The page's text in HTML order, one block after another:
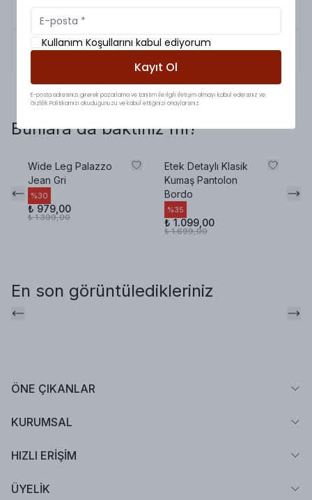
5.0
Bunlara da baktınız mı?
Wide Leg Palazzo
Jean Gri
%30
₺ 979,00
₺ 1.399,00
Etek Detaylı Klasik
Kumaş Pantolon
Bordo
%35
₺ 1.099,00
₺ 1.699,00
En son görüntüledikleriniz
ÖNE ÇIKANLAR
KURUMSAL
HIZLI ERİŞİM
ÜYELİK
Kullanım Koşullarını kabul ediyorum
Kayıt Ol
E-posta adresinizi girerek pazarlama ve tanıtım ile ilgili iletişim almayı kabul edersiniz ve
Gizlilik Politikamızı okuduğunuzu ve kabul ettiğinizi onaylarsınız.